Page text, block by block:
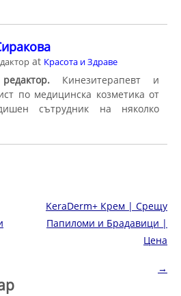
at Красота и Здраве
Кинезитерапевт и
по медицинска козметика от
сътрудник на няколко
KeraDerm+ Крем | Срещу
Папиломи и Брадавици |
Цена
→